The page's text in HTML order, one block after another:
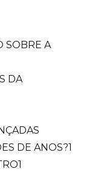
SOBRE A
DA
DE ANOS?1
1